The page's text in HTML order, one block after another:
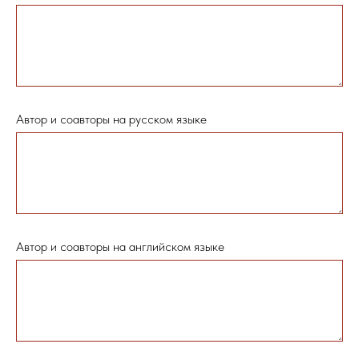
Автор и соавторы на русском языке
Автор и соавторы на английском языке